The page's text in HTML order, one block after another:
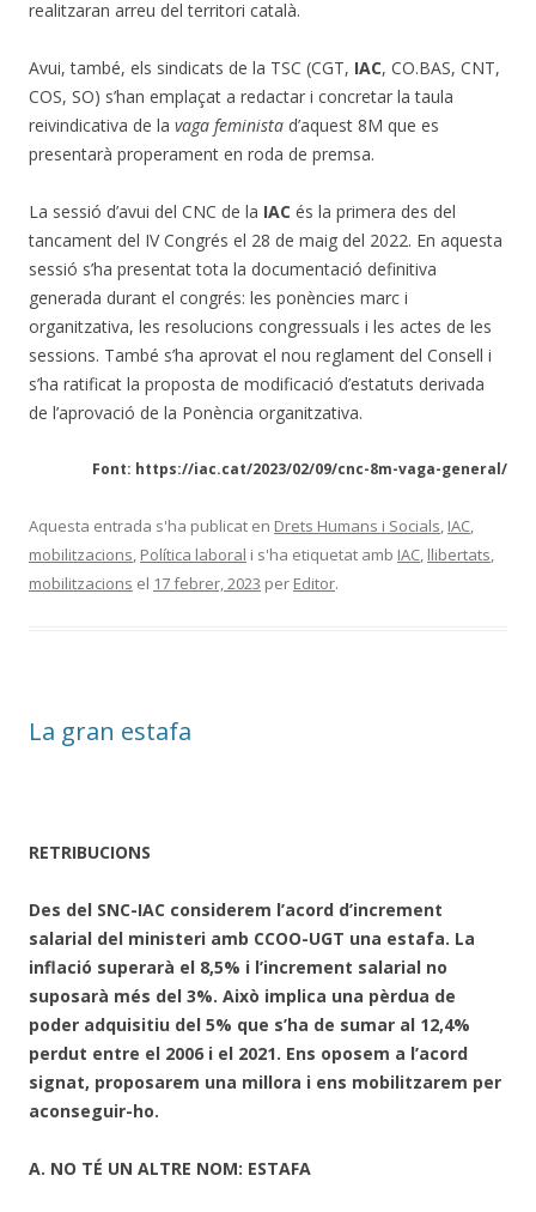
realitzaran arreu del territori català.
Avui, també, els sindicats de la TSC (CGT, IAC, CO.BAS, CNT,
COS, SO) s’han emplaçat a redactar i concretar la taula
reivindicativa de la vaga feminista d’aquest 8M que es
presentarà properament en roda de premsa.
La sessió d’avui del CNC de la IAC és la primera des del
tancament del IV Congrés el 28 de maig del 2022. En aquesta
sessió s’ha presentat tota la documentació definitiva
generada durant el congrés: les ponències marc i
organitzativa, les resolucions congressuals i les actes de les
sessions. També s’ha aprovat el nou reglament del Consell i
s’ha ratificat la proposta de modificació d’estatuts derivada
de l’aprovació de la Ponència organitzativa.
Font: https://iac.cat/2023/02/09/cnc-8m-vaga-general/
Aquesta entrada s'ha publicat en Drets Humans i Socials IAC
mobilitzacions Política laboral i s'ha etiquetat amb IAC llibertats
mobilitzacions el 17 febrer, 2023 per Editor.
La gran estafa
RETRIBUCIONS
Des del SNC-IAC considerem l’acord d’increment
salarial del ministeri amb CCOO-UGT una estafa. La
inflació superarà el 8,5% i l’increment salarial no
suposarà més del 3%. Això implica una pèrdua de
poder adquisitiu del 5% que s’ha de sumar al 12,4%
perdut entre el 2006 i el 2021. Ens oposem a l’acord
signat, proposarem una millora i ens mobilitzarem per
aconseguir-ho.
A. NO TÉ UN ALTRE NOM: ESTAFA